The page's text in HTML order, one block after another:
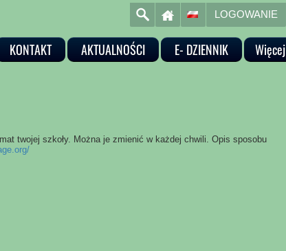
LOGOWANIE
KONTAKT AKTUALNOŚCI E- DZIENNIK Więcej
twojej szkoły. Można je zmienić w każdej chwili. Opis sposobu